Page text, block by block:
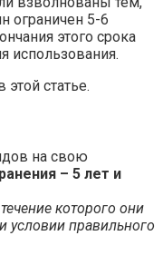
ограничен 5-6
этого срока
использования.
этой статье.
на свою
– 5 лет и
которого они
условии правильного